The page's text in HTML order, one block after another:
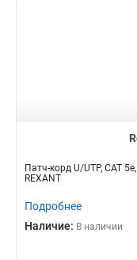
Патч-корд U/UTP, CAT
REXANT
Подробнее
Наличие: В наличии